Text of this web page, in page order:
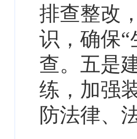
排查整改
识，确保
查。五是
练，加强
防法律、